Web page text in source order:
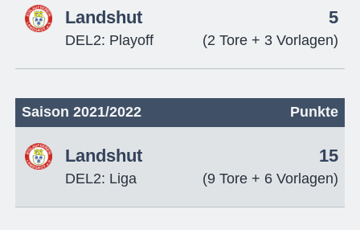
Landshut
DEL2: Playoff
5
(2 Tore + 3 Vorlagen)
Saison 2021/2022 Punkte
Landshut
DEL2: Liga
15
(9 Tore + 6 Vorlagen)